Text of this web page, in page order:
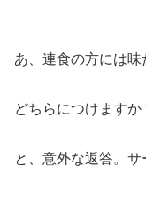
あ、連食の方には味
どちらにつけますか
と、意外な返答。サ